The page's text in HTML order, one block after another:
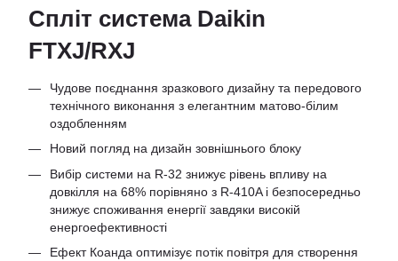
Спліт система Daikin
FTXJ/RXJ
Чудове поєднання зразкового дизайну та передового
технічного виконання з елегантним матово-білим
оздобленням
Новий погляд на дизайн зовнішнього блоку
Вибір системи на R-32 знижує рівень впливу на
довкілля на 68% порівняно з R-410A і безпосередньо
знижує споживання енергії завдяки високій
енергоефективності
Ефект Коанда оптимізує потік повітря для створення